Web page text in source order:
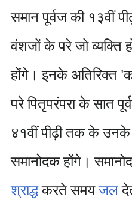
समान पूर्वज की १३वीं
वंशजों के परे जो व्यक्ति
होंगे। इनके अतिरिक्त
परे पितृपरंपरा के सात
४१वीं पीढ़ी तक के
समानोदक होंगे।
श्राद्धकरते समयजल